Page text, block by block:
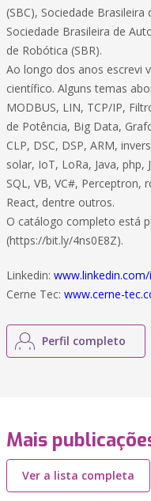
(SBC), Sociedade
Sociedade Brasileira de
de Robótica (SBR).
Ao longo dos anos escrevi
científico. Alguns temas
MODBUS, LIN, TCP/IP,
de Potência, Big Data,
CLP, DSC, DSP, ARM,
solar, IoT, LoRa, Java, php,
SQL, VB, VC#, Perceptron,
React, dentre outros.
O catálogo completo está
(https://bit.ly/4ns0E8Z).
Linkedin:
Cerne Tec: www.cerne-
Perfil completo
Mais
Ver a lista completa